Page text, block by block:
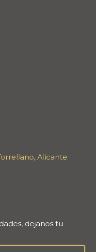
Alicante
dejanos tu